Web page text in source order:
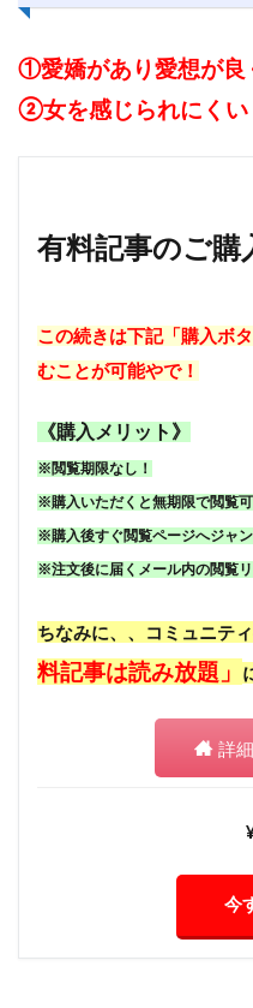
①愛嬌があり愛想が良
②女を感じられにくい
有料記事のご購
この続きは下記「購入ボ
むことが可能やで！
《購入メリット》
※閲覧期限なし！
※購入いただくと無期限で閲覧可
※購入後すぐ閲覧ページへジャン
※注文後に届くメール内の閲覧
ちなみに、、コミュニテ
料記事は読み放題」
詳
今